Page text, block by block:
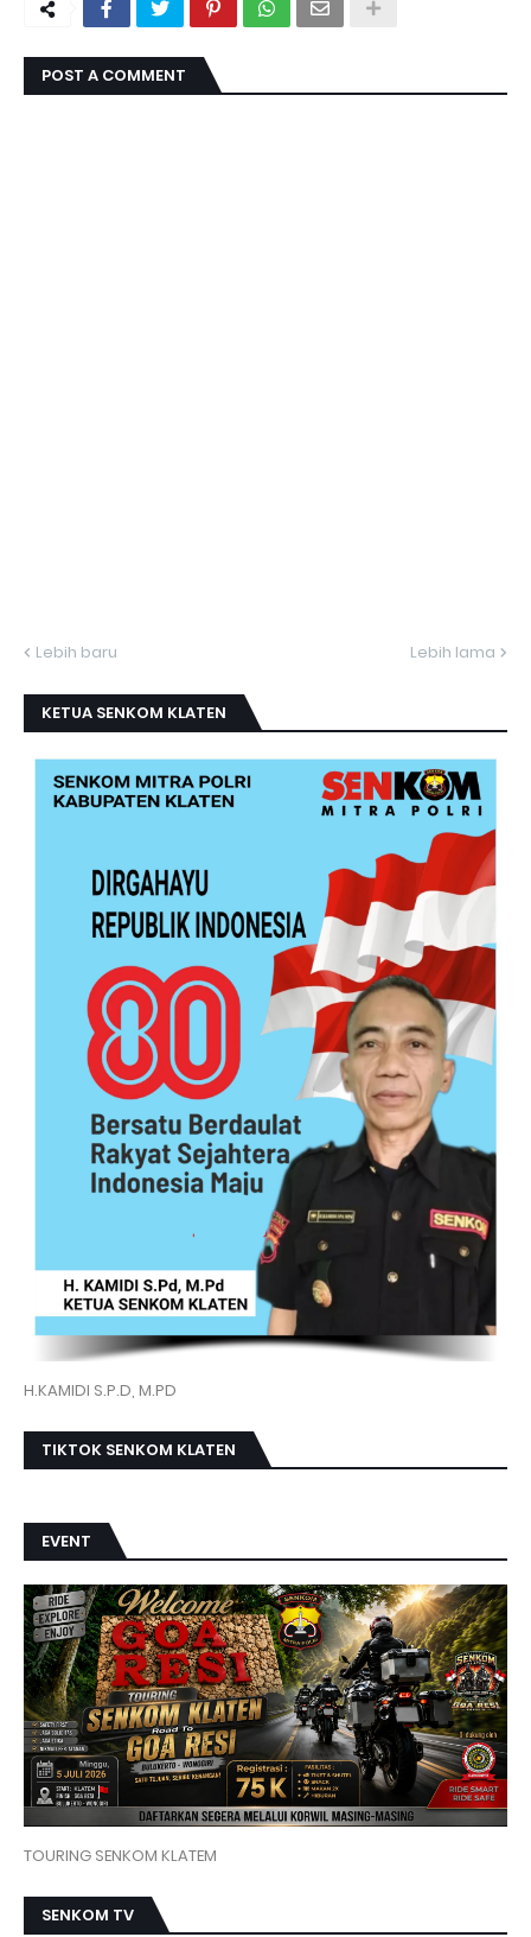
POST A COMMENT
Lebih baru Lebih lama
KETUA SENKOM KLATEN
H.KAMIDI S.P.D, M.PD
TIKTOK SENKOM KLATEN
EVENT
TOURING SENKOM KLATEM
SENKOM TV